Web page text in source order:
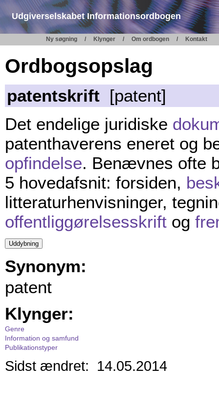
Udgiverselskabet Informationsordbogen
Ny søgning Klynger Om ordbogen Kontakt
Ordbogsopslag
patentskrift [patent]
Det endelige juridiske
patenthaverens eneret og
opfindelse. Benævnes ofte
5 hovedafsnit: forsiden,
litteraturhenvisninger,
offentliggørelsesskrift og
Synonym:
patent
Klynger:
Genre
Information og samfund
Publikationstyper
Sidst ændret: 14.05.2014